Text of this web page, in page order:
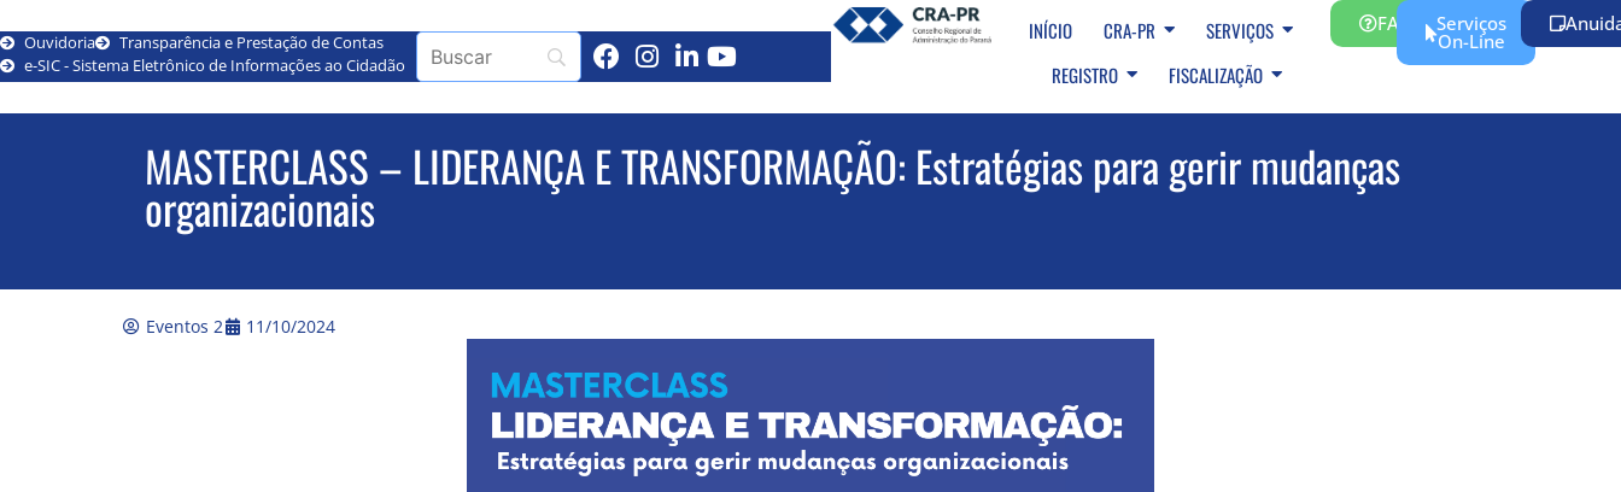
Ouvidoria
Transparência e Prestação de Contas
e-SIC - Sistema Eletrônico de Informações ao Cidadão
INÍCIO CRA-PR
SERVIÇOS
REGISTRO
FISCALIZAÇÃO
FAQ Serviços
On-Line
MASTERCLASS – LIDERANÇA E TRANSFORMAÇÃO: Estratégias para gerir mudanças
organizacionais
Eventos 2 11/10/2024